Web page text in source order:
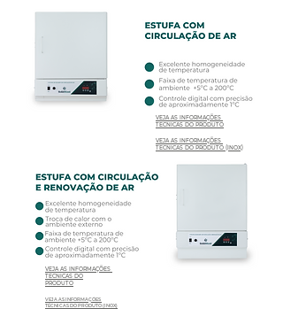
VEJA AS INFORMAÇÕES
TÉCNICAS DO PRODUTO
VEJA AS INFORMAÇÕES
TÉCNICAS DO PRODUTO (INOX)
VEJA AS INFORMAÇÕES
TÉCNICAS DO
PRODUTO
VEJA AS INFORMAÇÕES
TÉCNICAS DO PRODUTO (INOX)